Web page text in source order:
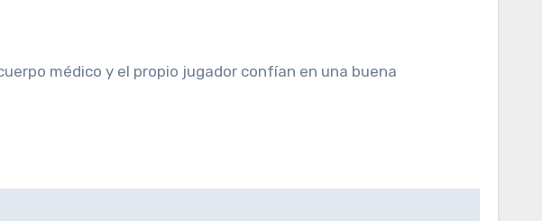
médico y el propio jugador confían en una buena